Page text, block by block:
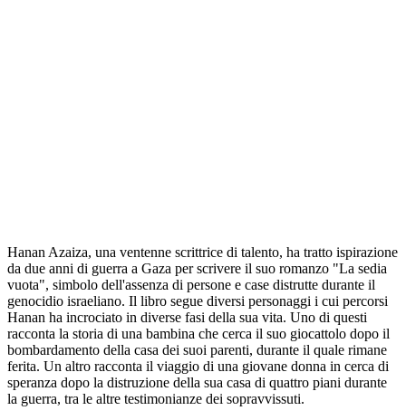
Hanan Azaiza, una ventenne scrittrice di talento, ha tratto ispirazione
da due anni di guerra a Gaza per scrivere il suo romanzo "La sedia
vuota", simbolo dell'assenza di persone e case distrutte durante il
genocidio israeliano. Il libro segue diversi personaggi i cui percorsi
Hanan ha incrociato in diverse fasi della sua vita. Uno di questi
racconta la storia di una bambina che cerca il suo giocattolo dopo il
bombardamento della casa dei suoi parenti, durante il quale rimane
ferita. Un altro racconta il viaggio di una giovane donna in cerca di
speranza dopo la distruzione della sua casa di quattro piani durante
la guerra, tra le altre testimonianze dei sopravvissuti.